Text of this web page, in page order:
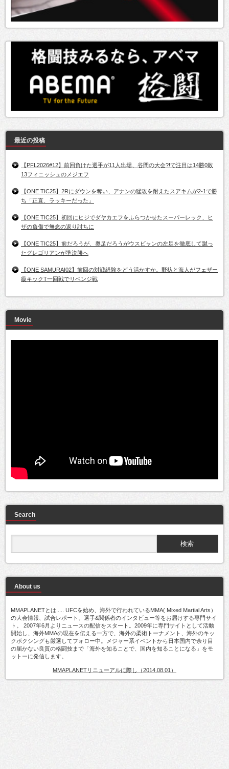
最近の投稿
【PFL2026#12】前回負けた選手が11人出場、谷間の大会?!で注目は14勝0敗
13フィニッシュのメジエフ
【ONE TIC25】2Rにダウンを奪い、アナンの猛攻を耐えたスアキムが2-1で勝
ち「正直、ラッキーだった」
【ONE TIC25】初回にヒジでダヤカエフをふらつかせたスーパーレック、ヒ
ザの負傷で無念の返り討ちに
【ONE TIC25】前だろうが、奥足だろうがウスビャンの左足を徹底して蹴っ
たグレゴリアンが準決勝へ
【ONE SAMURAI02】前回の対戦経験をどう活かすか。野杁と海人がフェザー
級キックT一回戦でリベンジ戦
Movie
Search
About us
MMAPLANETとは..... UFCを始め、海外で行われているMMA( Mixed Martial Arts）
の大会情報、試合レポート、選手&関係者のインタビュー等をお届けする専門サイ
ト。 2007年6月よりニュースの配信をスタート。2009年に専門サイトとして活動
開始し、海外MMAの現在を伝える一方で、海外の柔術トーナメント、海外のキッ
クボクシングも厳選してフォロー中。メジャー系イベントから日本国内で余り目
の届かない良質の格闘技まで「海外を知ることで、国内を知ることになる」をモ
ットーに発信します。
MMAPLANETリニューアルに際し（2014.08.01）